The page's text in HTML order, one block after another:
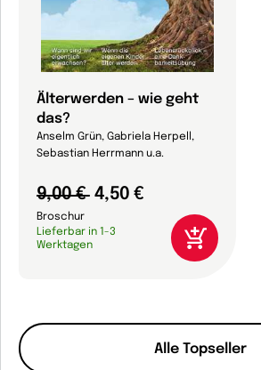
Alle Topseller
Älterwerden – wie geht
das?
Anselm Grün, Gabriela Herpell,
Sebastian Herrmann u.a.
9,00 € 4,50 €
Broschur
Lieferbar in 1-3
Werktagen